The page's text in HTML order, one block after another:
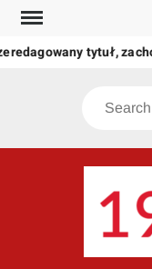
Skip
content
tytuł,
Search